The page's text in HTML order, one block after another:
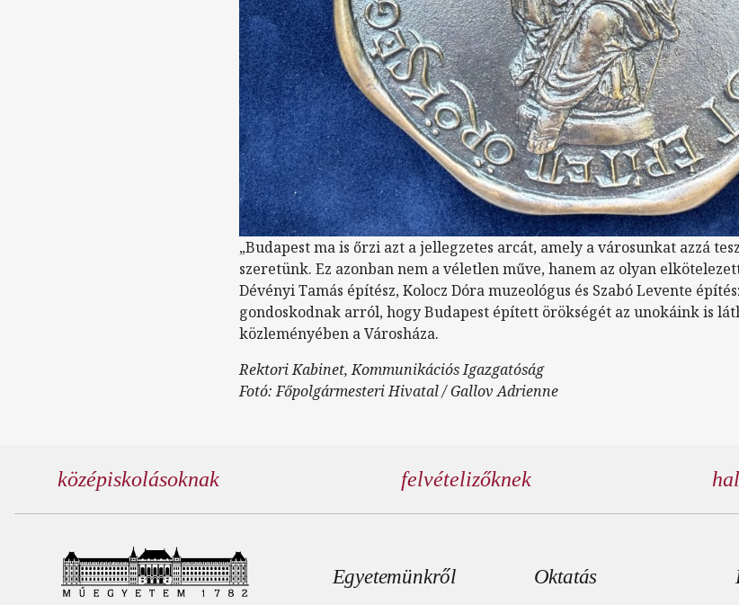
„Budapest ma is őrzi azt a jellegzetes arcát, amely a városunkat azzá
szeretünk. Ez azonban nem a véletlen műve, hanem az olyan
Dévényi Tamás építész, Kolocz Dóra muzeológus és Szabó Levente
gondoskodnak arról, hogy Budapest épített örökségét az unokáink is
közleményében a Városháza.
Rektori Kabinet, Kommunikációs Igazgatóság
Fotó: Főpolgármesteri Hivatal / Gallov Adrienne
középiskolásoknak felvételizőknek
Lábléc menü
Egyetemünkről Oktatás